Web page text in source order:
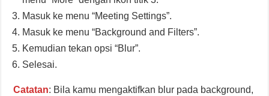
Masuk ke menu “Meeting Settings”.
Masuk ke menu “Background and Filters”.
Kemudian tekan opsi “Blur”.
Selesai.
Catatan: Bila kamu mengaktifkan blur pada background,